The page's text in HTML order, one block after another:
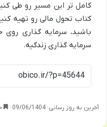
کامل تر این مسیر رو طی
کتاب تحول مالی رو تهیه
باشید، سرمایه گذاری روی
سرمایه گذاری زندگیه.
آخرین به روز رسانی: 09/06/1404